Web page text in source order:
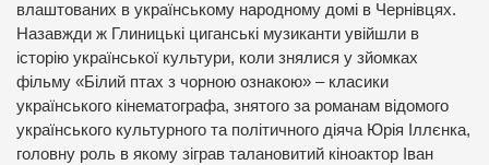
влаштованих в українському народному домі в Чернівцях.
Назавжди ж Глиницькі циганські музиканти увійшли в
історію української культури, коли знялися у зйомках
фільму «Білий птах з чорною ознакою» – класики
українського кінематографа, знятого за романам відомого
українського культурного та політичного діяча Юрія Іллєнка,
головну роль в якому зіграв талановитий кіноактор Іван